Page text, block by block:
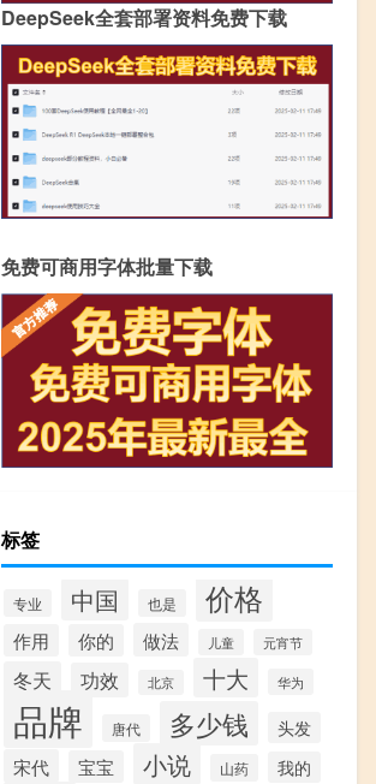
DeepSeek全套部署资料免费下载
免费可商用字体批量下载
标签
专业 中国 也是 价格
作用 你的 做法 儿童 元宵节
冬天 功效 北京 十大 华为
品牌 唐代 多少钱 头发
宋代 宝宝 小说 山药 我的